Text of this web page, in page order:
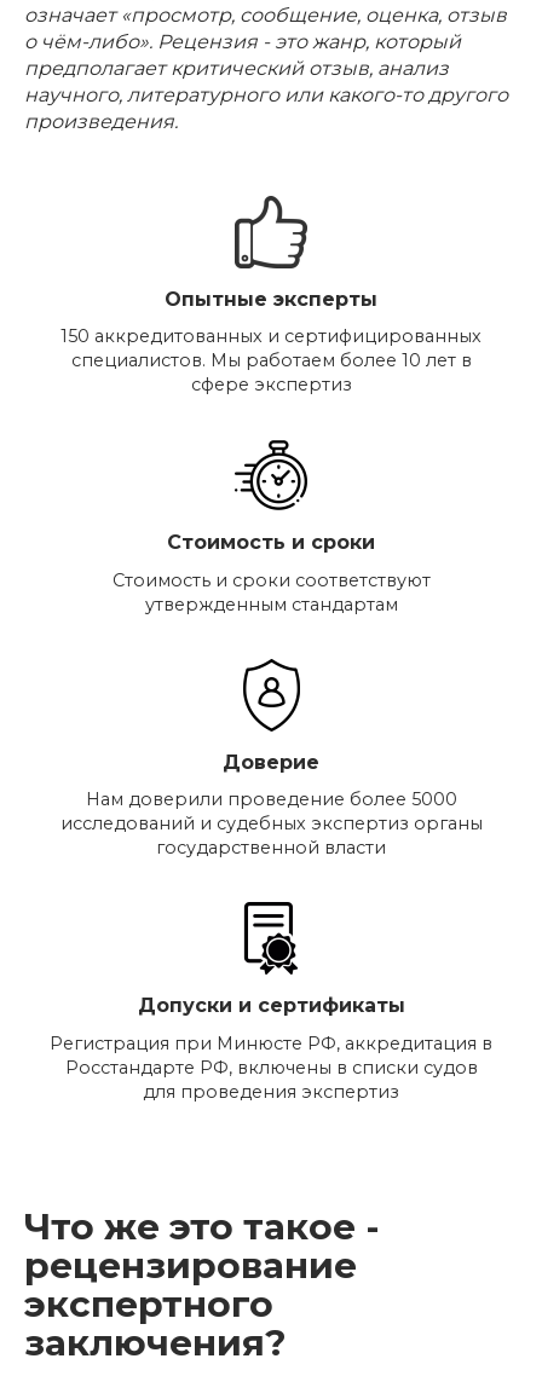
означает «просмотр, сообщение, оценка, отзыв
о чём-либо». Рецензия - это жанр, который
предполагает критический отзыв, анализ
научного, литературного или какого-то другого
произведения.
Опытные эксперты
150 аккредитованных и сертифицированных
специалистов. Мы работаем более 10 лет в
сфере экспертиз
Стоимость и сроки
Стоимость и сроки соответствуют
утвержденным стандартам
Доверие
Нам доверили проведение более 5000
исследований и судебных экспертиз органы
государственной власти
Допуски и сертификаты
Регистрация при Минюсте РФ, аккредитация в
Росстандарте РФ, включены в списки судов
для проведения экспертиз
Что же это такое -
рецензирование
экспертного
заключения?